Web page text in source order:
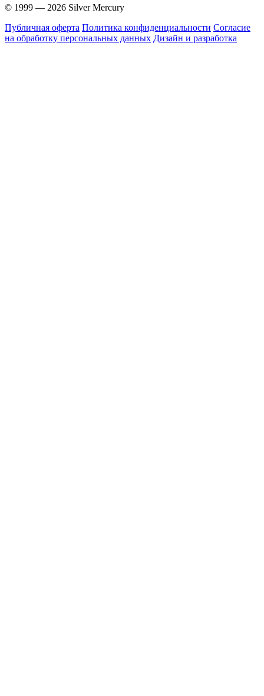
© 1999 — 2026 Silver Mercury
Публичная оферта Политика конфиденциальности Согласие
на обработку персональных данных Дизайн и разработка